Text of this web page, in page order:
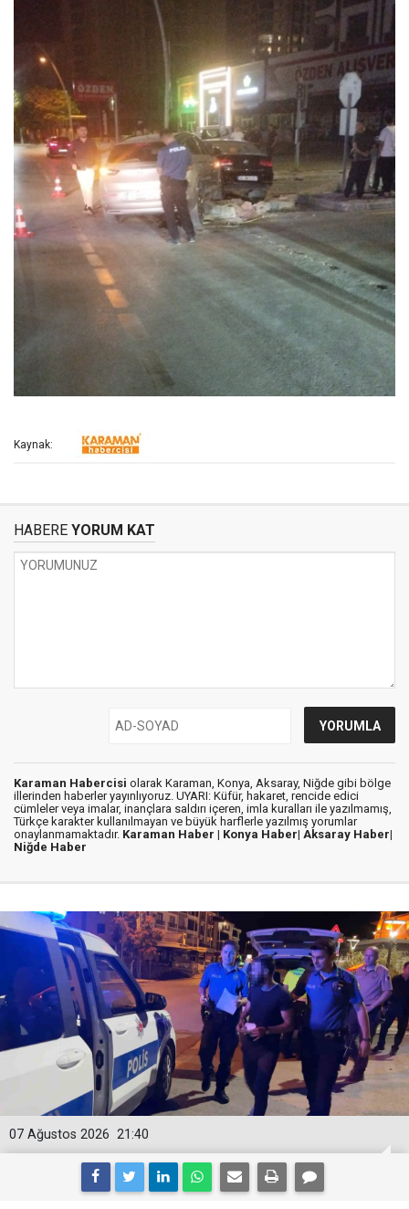
Kaynak:
HABERE YORUM KAT
Karaman Habercisi olarak Karaman, Konya, Aksaray, Niğde gibi bölge
illerinden haberler yayınlıyoruz. UYARI: Küfür, hakaret, rencide edici
cümleler veya imalar, inançlara saldırı içeren, imla kuralları ile yazılmamış,
Türkçe karakter kullanılmayan ve büyük harflerle yazılmış yorumlar
onaylanmamaktadır. Karaman Haber | Konya Haber| Aksaray Haber|
Niğde Haber
21:40
07 Ağustos 2026